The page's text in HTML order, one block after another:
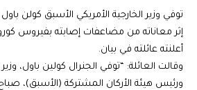
إثر معاناته من مضاعفات إصابته بفيروس
أعلنته عائلته في بيان.
وقالت العائلة: “توفي الجنرال كولين باول،
ورئيس هيئة الأركان المشتركة (الأسبق)،